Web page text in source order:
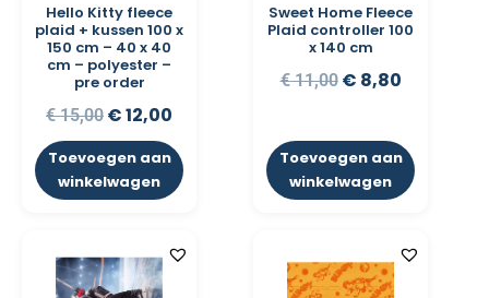
Hello Kitty fleece
plaid + kussen 100 x
150 cm – 40 x 40
cm – polyester –
pre order
€15,00 €12,00
Toevoegen aan
winkelwagen
Sweet Home Fleece
Plaid controller 100
x 140 cm
€11,00 € 8,80
Toevoegen aan
winkelwagen